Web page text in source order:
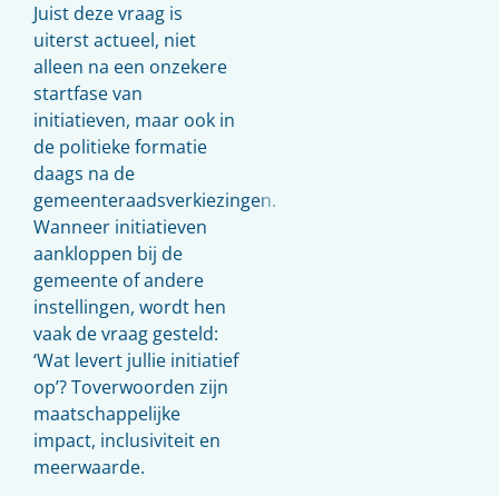
Juist deze vraag is
uiterst actueel, niet
alleen na een onzekere
startfase van
initiatieven, maar ook in
de politieke formatie
daags na de
gemeenteraadsverkiezingen.
Wanneer initiatieven
aankloppen bij de
gemeente of andere
instellingen, wordt hen
vaak de vraag gesteld:
‘Wat levert jullie initiatief
op’? Toverwoorden zijn
maatschappelijke
impact, inclusiviteit en
meerwaarde.